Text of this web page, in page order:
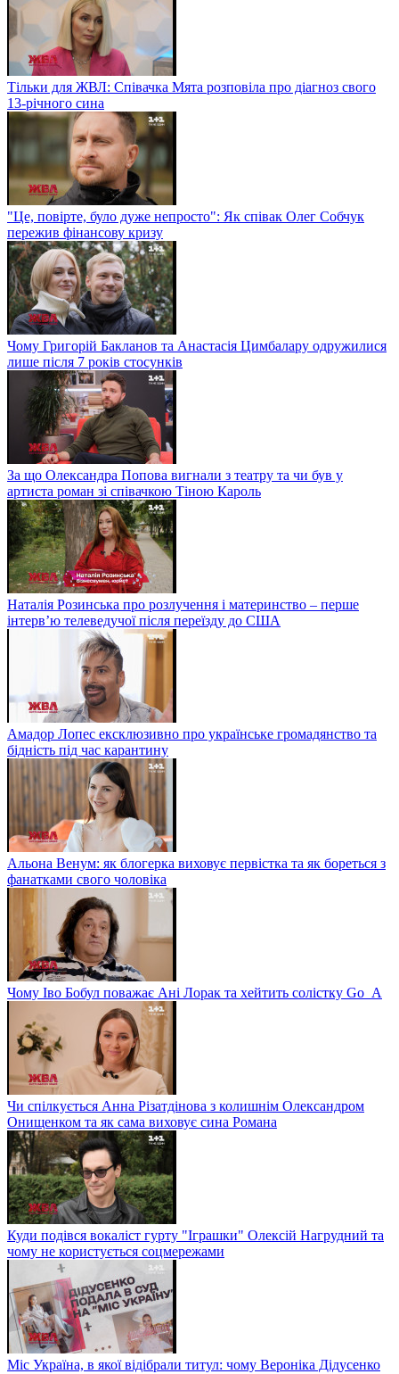
Тільки для ЖВЛ: Співачка Мята розповіла про діагноз свого
13-річного сина
"Це, повірте, було дуже непросто": Як співак Олег Собчук
пережив фінансову кризу
Чому Григорій Бакланов та Анастасія Цимбалару одружилися
лише після 7 років стосунків
За що Олександра Попова вигнали з театру та чи був у
артиста роман зі співачкою Тіною Кароль
Наталія Розинська про розлучення і материнство – перше
інтерв’ю телеведучої після переїзду до США
Амадор Лопес ексклюзивно про українське громадянство та
бідність під час карантину
Альона Венум: як блогерка виховує первістка та як бореться з
фанатками свого чоловіка
Чому Іво Бобул поважає Ані Лорак та хейтить солістку Go_A
Чи спілкується Анна Різатдінова з колишнім Олександром
Онищенком та як сама виховує сина Романа
Куди подівся вокаліст гурту "Іграшки" Олексій Нагрудний та
чому не користується соцмережами
Міс Україна, в якої відібрали титул: чому Вероніка Дідусенко